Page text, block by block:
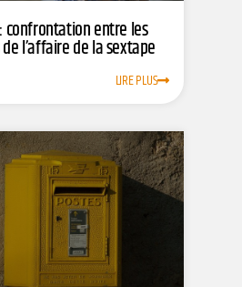
confrontation entre les
l’affaire de la sextape
LIRE PLUS